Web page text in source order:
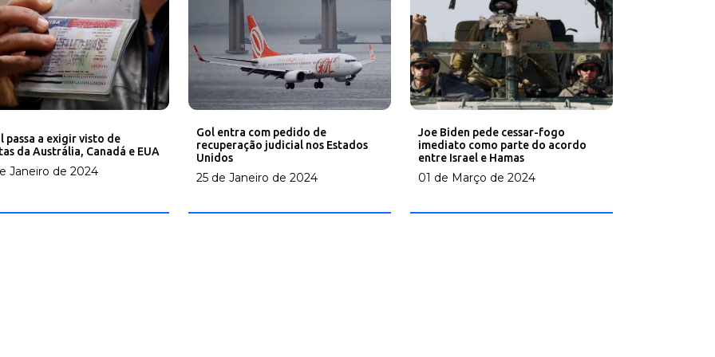
passa a exigir visto de
da Austrália, Canadá e EUA
Janeiro de 2024
Gol entra com pedido de
recuperação judicial nos Estados
Unidos
25 de Janeiro de 2024
Joe Biden pede cessar-fogo
imediato como parte do acordo
entre Israel e Hamas
01 de Março de 2024